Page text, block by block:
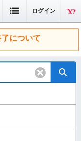
ログイン
について